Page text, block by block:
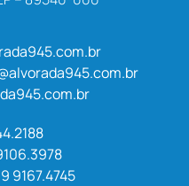
9167.4745